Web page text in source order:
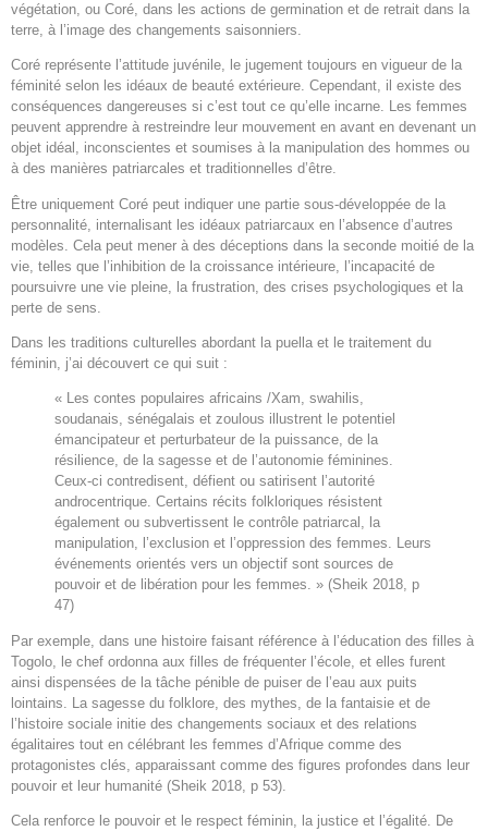
végétation, ou Coré, dans les actions de germination et de retrait dans la
terre, à l’image des changements saisonniers.
Coré représente l’attitude juvénile, le jugement toujours en vigueur de la
féminité selon les idéaux de beauté extérieure. Cependant, il existe des
conséquences dangereuses si c’est tout ce qu’elle incarne. Les femmes
peuvent apprendre à restreindre leur mouvement en avant en devenant un
objet idéal, inconscientes et soumises à la manipulation des hommes ou
à des manières patriarcales et traditionnelles d’être.
Être uniquement Coré peut indiquer une partie sous-développée de la
personnalité, internalisant les idéaux patriarcaux en l’absence d’autres
modèles. Cela peut mener à des déceptions dans la seconde moitié de la
vie, telles que l’inhibition de la croissance intérieure, l’incapacité de
poursuivre une vie pleine, la frustration, des crises psychologiques et la
perte de sens.
Dans les traditions culturelles abordant la puella et le traitement du
féminin, j’ai découvert ce qui suit :
« Les contes populaires africains /Xam, swahilis,
soudanais, sénégalais et zoulous illustrent le potentiel
émancipateur et perturbateur de la puissance, de la
résilience, de la sagesse et de l’autonomie féminines.
Ceux-ci contredisent, défient ou satirisent l’autorité
androcentrique. Certains récits folkloriques résistent
également ou subvertissent le contrôle patriarcal, la
manipulation, l’exclusion et l’oppression des femmes. Leurs
événements orientés vers un objectif sont sources de
pouvoir et de libération pour les femmes. » (Sheik 2018, p
47)
Par exemple, dans une histoire faisant référence à l’éducation des filles à
Togolo, le chef ordonna aux filles de fréquenter l’école, et elles furent
ainsi dispensées de la tâche pénible de puiser de l’eau aux puits
lointains. La sagesse du folklore, des mythes, de la fantaisie et de
l’histoire sociale initie des changements sociaux et des relations
égalitaires tout en célébrant les femmes d’Afrique comme des
protagonistes clés, apparaissant comme des figures profondes dans leur
pouvoir et leur humanité (Sheik 2018, p 53).
Cela renforce le pouvoir et le respect féminin, la justice et l’égalité. De